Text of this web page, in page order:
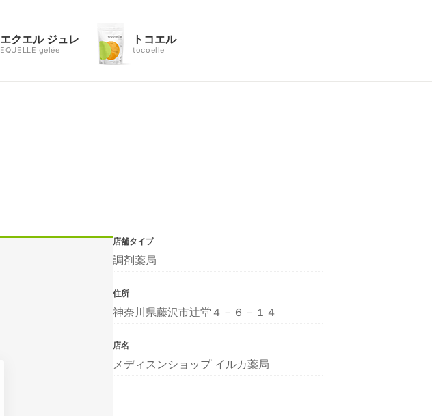
エクエル ジュレ
EQUELLE gelée
トコエル
tocoelle
店舗タイプ
調剤薬局
住所
神奈川県藤沢市辻堂４－６－１４
店名
メディスンショップ イルカ薬局